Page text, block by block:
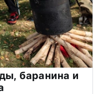
баранина и